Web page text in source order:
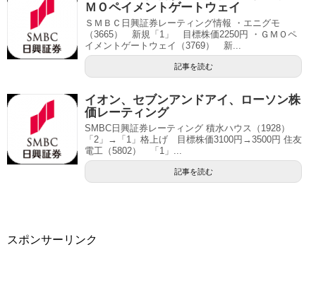
ＭＯペイメントゲートウェイ
ＳＭＢＣ日興証券レーティング情報 ・エニグモ
（3665） 新規「1」 目標株価2250円 ・ＧＭＯペ
イメントゲートウェイ（3769） 新...
記事を読む
イオン、セブンアンドアイ、ローソン株
価レーティング
SMBC日興証券レーティング 積水ハウス（1928）
「2」→「1」格上げ 目標株価3100円→3500円 住友
電工（5802） 「1」...
記事を読む
スポンサーリンク